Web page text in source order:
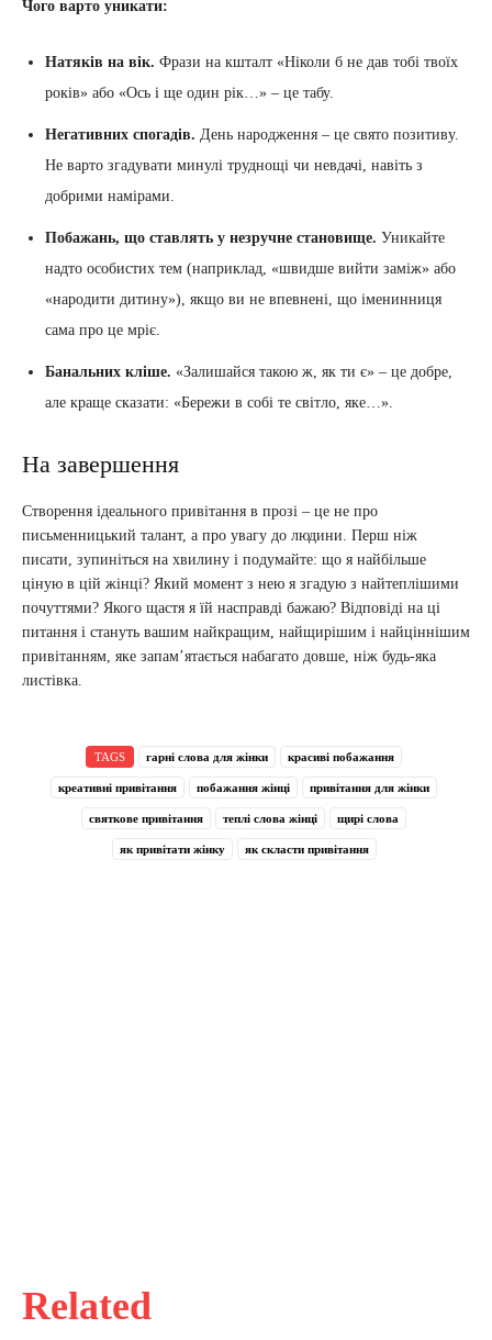
Related
Чого варто уникати:
Натяків на вік. Фрази на кшталт «Ніколи б не дав тобі твоїх
років» або «Ось і ще один рік…» – це табу.
Негативних спогадів. День народження – це свято позитиву.
Не варто згадувати минулі труднощі чи невдачі, навіть з
добрими намірами.
Побажань, що ставлять у незручне становище. Уникайте
надто особистих тем (наприклад, «швидше вийти заміж» або
«народити дитину»), якщо ви не впевнені, що іменинниця
сама про це мріє.
Банальних кліше. «Залишайся такою ж, як ти є» – це добре,
але краще сказати: «Бережи в собі те світло, яке…».
На завершення
Створення ідеального привітання в прозі – це не про
письменницький талант, а про увагу до людини. Перш ніж
писати, зупиніться на хвилину і подумайте: що я найбільше
ціную в цій жінці? Який момент з нею я згадую з найтеплішими
почуттями? Якого щастя я їй насправді бажаю? Відповіді на ці
питання і стануть вашим найкращим, найщирішим і найціннішим
привітанням, яке запам’ятається набагато довше, ніж будь-яка
листівка.
TAGS гарні слова для жінки красиві побажання
креативні привітання побажання жінці привітання для жінки
святкове привітання теплі слова жінці щирі слова
як привітати жінку як скласти привітання